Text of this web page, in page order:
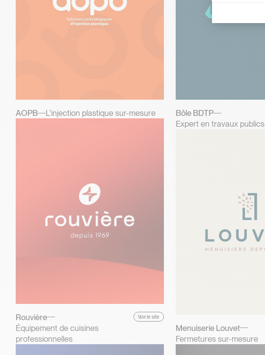
AOPB L'injection plastique sur-mesure
Rouvière
Équipement de cuisines
professionnelles
Voir le site
Bôle BDTP
Expert en travaux publics
Menuiserie Louvet
Fermetures sur-mesure